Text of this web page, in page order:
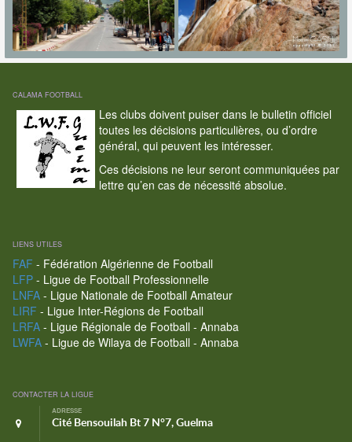
CALAMA FOOTBALL
Les clubs doivent puiser dans le bulletin officiel
toutes les décisions particulières, ou d’ordre
général, qui peuvent les intéresser.
Ces décisions ne leur seront communiquées par
lettre qu’en cas de nécessité absolue.
LIENS UTILES
FAF - Fédération Algérienne de Football
LFP- Ligue de Football Professionnelle
LNFA- Ligue Nationale de Football Amateur
LIRF - Ligue Inter-Régions de Football
LRFA- Ligue Régionale de Football - Annaba
LWFA- Ligue de Wilaya de Football - Annaba
CONTACTER LA LIGUE
ADRESSE
Cité Bensouilah Bt 7 N°7, Guelma